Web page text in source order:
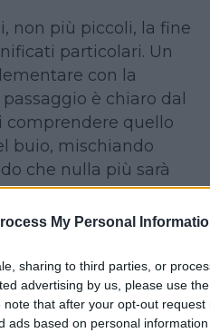
My Personal
sharing to third parties, or
advertising by us, please use
that after your opt-out
ads based on personal
non più piccoli, la fine
particolari. Un
con la
è chiaro dal
comprendere quello
buio, mischiando
che nulla più sarà
scuola e l’inizio,
le maestre tanto